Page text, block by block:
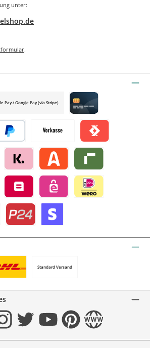
unter:
.
Vorkasse Satispay by mollie
Klarna by mollieAlma by mollieRiverty by mollie
by mollie
Belfius by mollieeps by mollie
Pay / Google Pay (via Stripe)
Credit card by mollie
bezahlen
Standard Versand
Twitter YouTubePinterestWebsite